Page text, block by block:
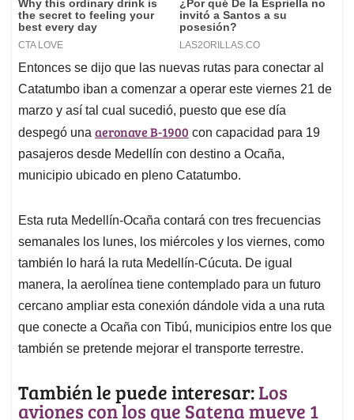
Entonces se dijo que las nuevas rutas para conectar al
Catatumbo iban a comenzar a operar este viernes 21 de
marzo y así tal cual sucedió, puesto que ese día
despegó una aeronave B-1900 con capacidad para 19
pasajeros desde Medellín con destino a Ocaña,
municipio ubicado en pleno Catatumbo.
Esta ruta Medellín-Ocaña contará con tres frecuencias
semanales los lunes, los miércoles y los viernes, como
también lo hará la ruta Medellín-Cúcuta. De igual
manera, la aerolínea tiene contemplado para un futuro
cercano ampliar esta conexión dándole vida a una ruta
que conecte a Ocaña con Tibú, municipios entre los que
también se pretende mejorar el transporte terrestre.
También le puede interesar:Los
aviones con los que Satena mueve 1